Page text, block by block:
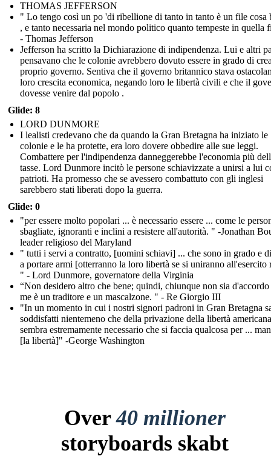
THOMAS JEFFERSON
" Lo tengo così un po 'di ribellione di tanto in tanto è un file cosa
, e tanto necessaria nel mondo politico quanto tempeste in quella
- Thomas Jefferson
Jefferson ha scritto la Dichiarazione di indipendenza. Lui e altri
pensavano che le colonie avrebbero dovuto essere in grado di
proprio governo. Sentiva che il governo britannico stava
loro crescita economica, negando loro le libertà civili e che il
dovesse venire dal popolo .
Glide: 8
LORD DUNMORE
I lealisti credevano che da quando la Gran Bretagna ha iniziato le
colonie e le ha protette, era loro dovere obbedire alle sue leggi.
Combattere per l'indipendenza danneggerebbe l'economia più
tasse. Lord Dunmore incitò le persone schiavizzate a unirsi a lui
patrioti. Ha promesso che se avessero combattuto con gli inglesi
sarebbero stati liberati dopo la guerra.
Glide: 0
"per essere molto popolari ... è necessario essere ... come le
sbagliate, ignoranti e inclini a resistere all'autorità. " -Jonathan
leader religioso del Maryland
" tutti i servi a contratto, [uomini schiavi] ... che sono in grado e
a portare armi [otterranno la loro libertà se si uniranno all'esercito
" - Lord Dunmore, governatore della Virginia
“Non desidero altro che bene; quindi, chiunque non sia
me è un traditore e un mascalzone. " - Re Giorgio III
"In un momento in cui i nostri signori padroni in Gran Bretagna
soddisfatti nientemeno che della privazione della libertà
sembra estremamente necessario che si faccia qualcosa per ...
[la libertà]" -George Washington
Over40 millioner
storyboards skabt